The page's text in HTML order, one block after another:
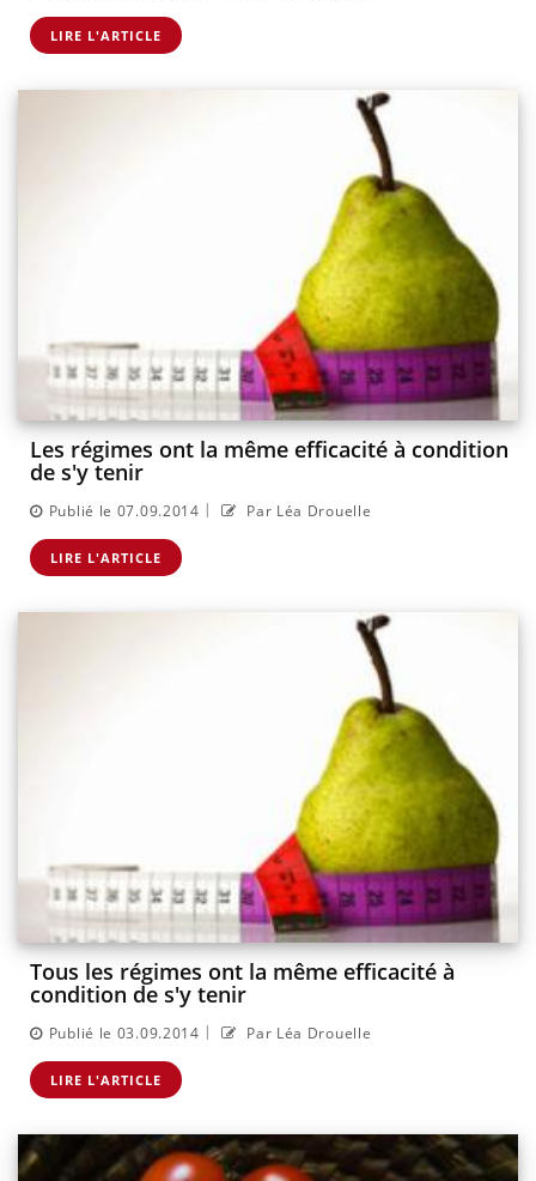
LIRE L'ARTICLE
Les régimes ont la même efficacité à condition
de s'y tenir
Publié le 07.09.2014 | Par Léa Drouelle
LIRE L'ARTICLE
Tous les régimes ont la même efficacité à
condition de s'y tenir
Publié le 03.09.2014 | Par Léa Drouelle
LIRE L'ARTICLE